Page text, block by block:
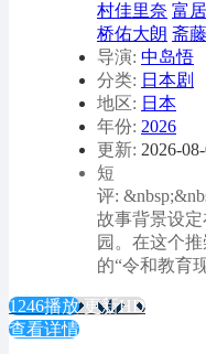
村佳里奈 富
桥佑大朗 斋
导演: 中岛悟
分类: 日本剧
地区: 日本
年份: 2026
更新: 2026-
短
评:
故事背景设
园。在这个
的“令和教育
1246播放 更新HD
查看详情